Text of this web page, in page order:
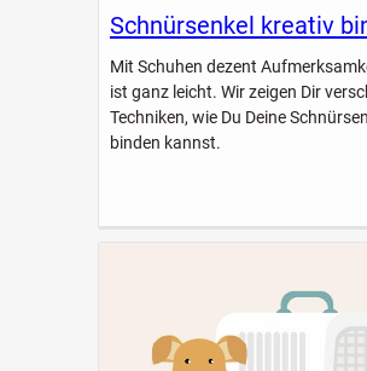
Schnürsenkel kreativ
Mit Schuhen dezent
ist ganz leicht. Wir zeigen Dir
Techniken, wie Du Deine
binden kannst.